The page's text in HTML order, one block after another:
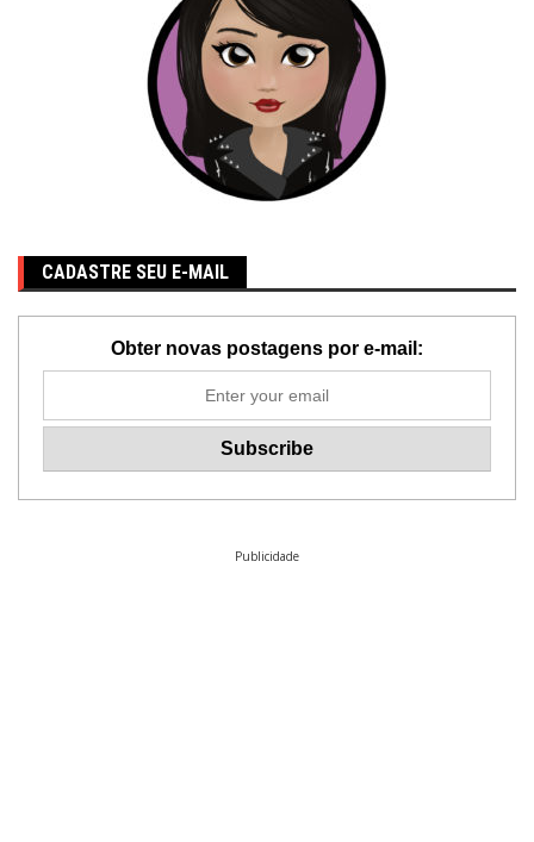
CADASTRE SEU E-MAIL
Obter novas postagens por e-mail:
Publicidade